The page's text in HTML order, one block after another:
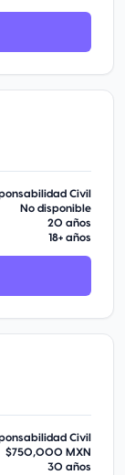
Civil
No disponible
20 años
18+ años
Civil
$750,000 MXN
30 años